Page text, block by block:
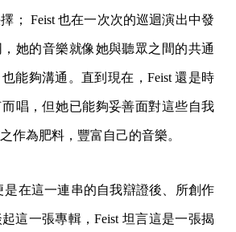
； Feist 也在一次次的巡迴演出中發
她的音樂就像她與聽眾之間的共通
能夠溝通。直到現在，Feist 還是時
唱，但她已能夠妥善面對這些自我
作為肥料，豐富自己的音樂。
是在這一連串的自我辯證後、所創作
這一張專輯，Feist 坦言這是一張揭